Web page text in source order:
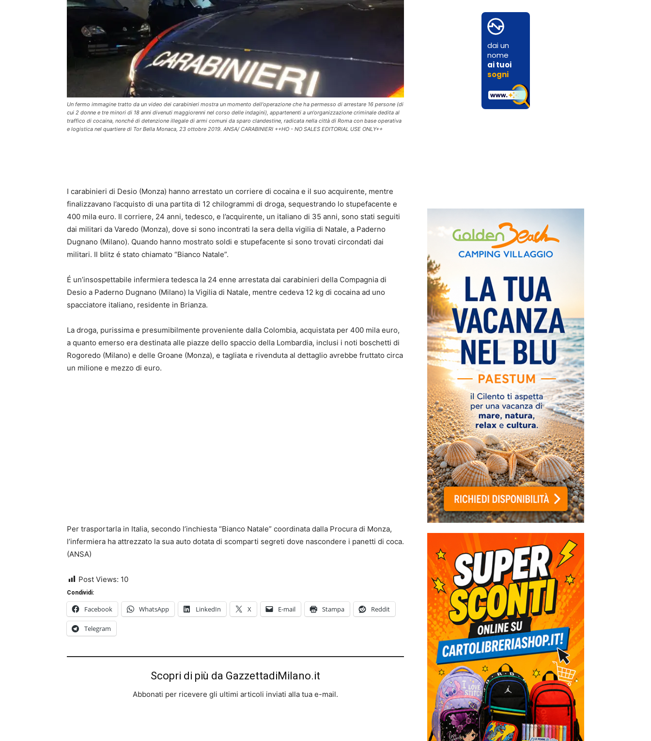
Un fermo immagine tratto da un video dei carabinieri mostra un momento dell'operazione che ha permesso di arrestare 16 persone (di
cui 2 donne e tre minori di 18 anni divenuti maggiorenni nel corso delle indagini), appartenenti a un'organizzazione criminale dedita al
traffico di cocaina, nonché di detenzione illegale di armi comuni da sparo clandestine, radicata nella città di Roma con base operativa
e logistica nel quartiere di Tor Bella Monaca, 23 ottobre 2019. ANSA/ CARABINIERI ++HO - NO SALES EDITORIAL USE ONLY++
I carabinieri di Desio (Monza) hanno arrestato un corriere di cocaina e il suo acquirente, mentre
finalizzavano l’acquisto di una partita di 12 chilogrammi di droga, sequestrando lo stupefacente e
400 mila euro. Il corriere, 24 anni, tedesco, e l’acquirente, un italiano di 35 anni, sono stati seguiti
dai militari da Varedo (Monza), dove si sono incontrati la sera della vigilia di Natale, a Paderno
Dugnano (Milano). Quando hanno mostrato soldi e stupefacente si sono trovati circondati dai
militari. Il blitz é stato chiamato “Bianco Natale”.
É un’insospettabile infermiera tedesca la 24 enne arrestata dai carabinieri della Compagnia di
Desio a Paderno Dugnano (Milano) la Vigilia di Natale, mentre cedeva 12 kg di cocaina ad uno
spacciatore italiano, residente in Brianza.
La droga, purissima e presumibilmente proveniente dalla Colombia, acquistata per 400 mila euro,
a quanto emerso era destinata alle piazze dello spaccio della Lombardia, inclusi i noti boschetti di
Rogoredo (Milano) e delle Groane (Monza), e tagliata e rivenduta al dettaglio avrebbe fruttato circa
un milione e mezzo di euro.
Per trasportarla in Italia, secondo l’inchiesta “Bianco Natale” coordinata dalla Procura di Monza,
l’infermiera ha attrezzato la sua auto dotata di scomparti segreti dove nascondere i panetti di coca.
(ANSA)
Post Views: 10
Condividi:
Facebook WhatsApp LinkedIn X E-mail Stampa Reddit
Telegram
Scopri di più da GazzettadiMilano.it
Abbonati per ricevere gli ultimi articoli inviati alla tua e-mail.